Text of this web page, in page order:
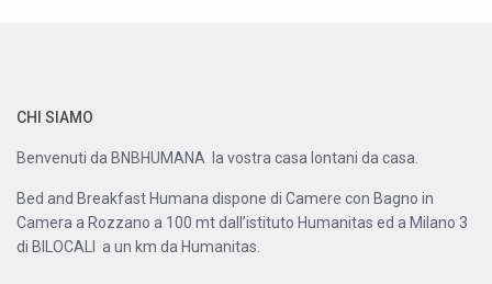
CHI SIAMO
Benvenuti da BNBHUMANA la vostra casa lontani da casa.
Bed and Breakfast Humana dispone di Camere con Bagno in
Camera a Rozzano a 100 mt dall’istituto Humanitas ed a Milano 3
di BILOCALI a un km da Humanitas.